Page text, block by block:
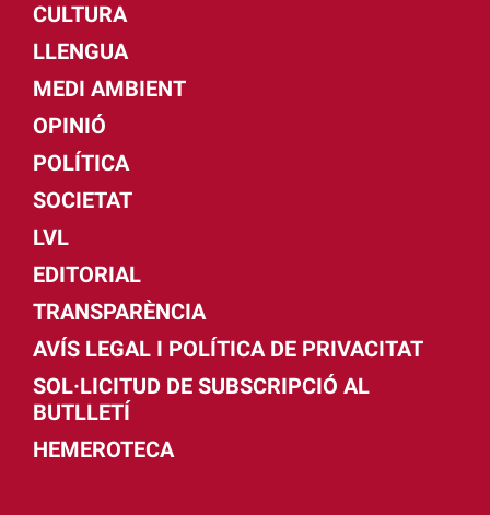
CULTURA
LLENGUA
MEDI AMBIENT
OPINIÓ
POLÍTICA
SOCIETAT
LVL
EDITORIAL
TRANSPARÈNCIA
AVÍS LEGAL I POLÍTICA DE PRIVACITAT
SOL·LICITUD DE SUBSCRIPCIÓ AL
BUTLLETÍ
HEMEROTECA